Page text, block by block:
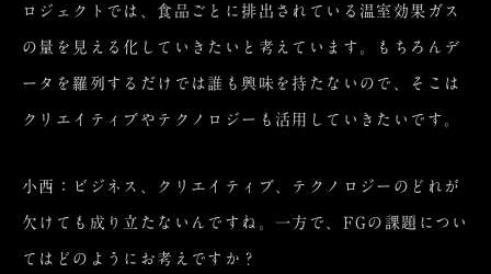
ロジェクトでは、食品ごとに排出されている温室効果ガス
の量を見える化していきたいと考えています。もちろんデ
ータを羅列するだけでは誰も興味を持たないので、そこは
クリエイティブやテクノロジーも活用していきたいです。
小西：ビジネス、クリエイティブ、テクノロジーのどれが
欠けても成り立たないんですね。一方で、FGの課題につい
てはどのようにお考えですか？